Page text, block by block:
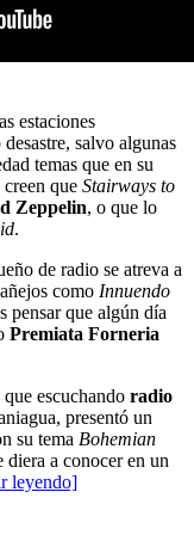
estaciones
salvo algunas
temas que en su
que Stairways to
Zeppelin, o que lo
.
de radio se atreva a
como Innuendo
pensar que algún día
Premiata Forneria
escuchando radio
presentó un
su tema Bohemian
a conocer en un
leyendo]